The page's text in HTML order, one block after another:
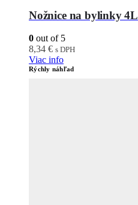
Nožnice na bylinky 4L
0 out of 5
8,34 € s DPH
Viac info
Rýchly náhľad